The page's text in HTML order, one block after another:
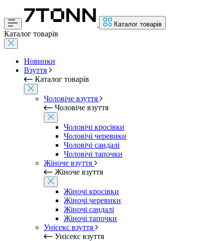
Каталог товарів
Каталог товарів
Новинки
Взуття
Каталог товарів
Чоловіче взуття
Чоловіче взуття
Чоловічі кросівки
Чоловічі черевики
Чоловічі сандалі
Чоловічі тапочки
Жіноче взуття
Жіноче взуття
Жіночі кросівки
Жіночі черевики
Жіночі сандалі
Жіночі тапочки
Унісекс взуття
Унісекс взуття